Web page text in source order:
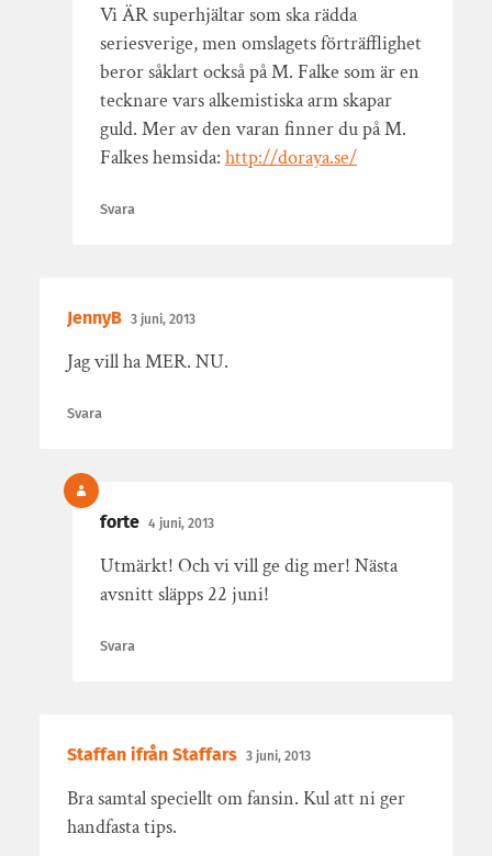
Vi ÄR superhjältar som ska rädda
seriesverige, men omslagets förträfflighet
beror såklart också på M. Falke som är en
tecknare vars alkemistiska arm skapar
guld. Mer av den varan finner du på M.
Falkes hemsida: http://doraya.se/
Svara
JennyB 3 juni, 2013
Jag vill ha MER. NU.
Svara
forte 4 juni, 2013
Utmärkt! Och vi vill ge dig mer! Nästa
avsnitt släpps 22 juni!
Svara
Staffan ifrån Staffars 3 juni, 2013
Bra samtal speciellt om fansin. Kul att ni ger
handfasta tips.